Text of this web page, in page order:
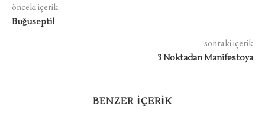
önceki içerik
Buğuseptil
sonraki içerik
3 Noktadan Manifestoya
BENZER IÇERIK